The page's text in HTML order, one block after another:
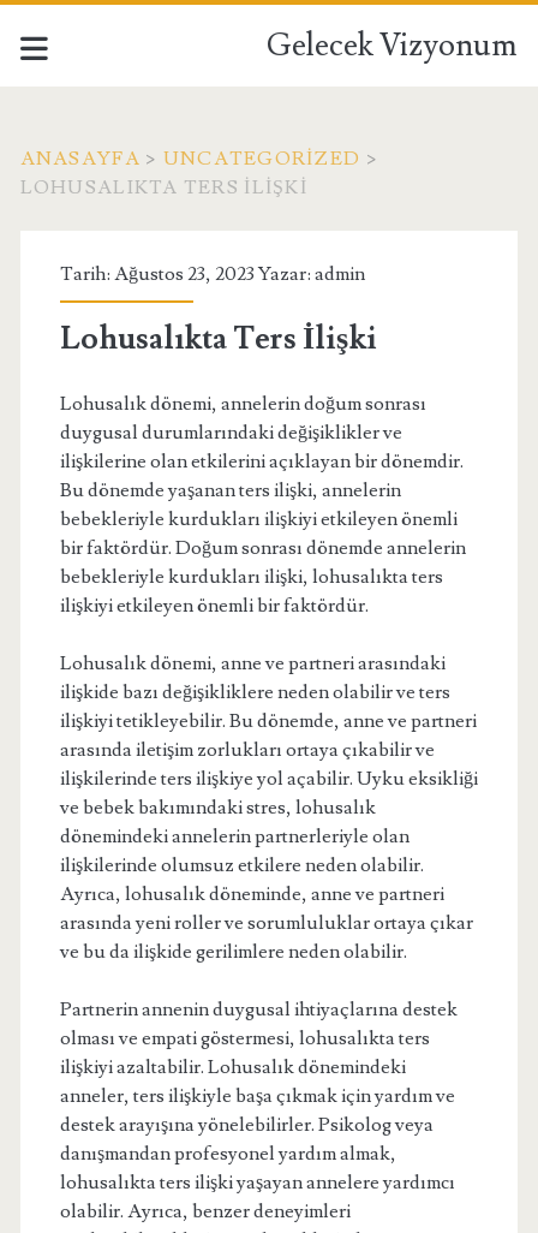
Gelecek Vizyonum
ANASAYFA > UNCATEGORIZED >
LOHUSALIKTA TERS İLIŞKI
Tarih: Ağustos 23, 2023 Yazar: admin
Lohusalıkta Ters İlişki
Lohusalık dönemi, annelerin doğum sonrası
duygusal durumlarındaki değişiklikler ve
ilişkilerine olan etkilerini açıklayan bir dönemdir.
Bu dönemde yaşanan ters ilişki, annelerin
bebekleriyle kurdukları ilişkiyi etkileyen önemli
bir faktördür. Doğum sonrası dönemde annelerin
bebekleriyle kurdukları ilişki, lohusalıkta ters
ilişkiyi etkileyen önemli bir faktördür.
Lohusalık dönemi, anne ve partneri arasındaki
ilişkide bazı değişikliklere neden olabilir ve ters
ilişkiyi tetikleyebilir. Bu dönemde, anne ve partneri
arasında iletişim zorlukları ortaya çıkabilir ve
ilişkilerinde ters ilişkiye yol açabilir. Uyku eksikliği
ve bebek bakımındaki stres, lohusalık
dönemindeki annelerin partnerleriyle olan
ilişkilerinde olumsuz etkilere neden olabilir.
Ayrıca, lohusalık döneminde, anne ve partneri
arasında yeni roller ve sorumluluklar ortaya çıkar
ve bu da ilişkide gerilimlere neden olabilir.
Partnerin annenin duygusal ihtiyaçlarına destek
olması ve empati göstermesi, lohusalıkta ters
ilişkiyi azaltabilir. Lohusalık dönemindeki
anneler, ters ilişkiyle başa çıkmak için yardım ve
destek arayışına yönelebilirler. Psikolog veya
danışmandan profesyonel yardım almak,
lohusalıkta ters ilişki yaşayan annelere yardımcı
olabilir. Ayrıca, benzer deneyimleri